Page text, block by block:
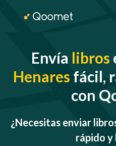
Envía libros
Henares fácil,
con
¿Necesitas enviar
rápido y